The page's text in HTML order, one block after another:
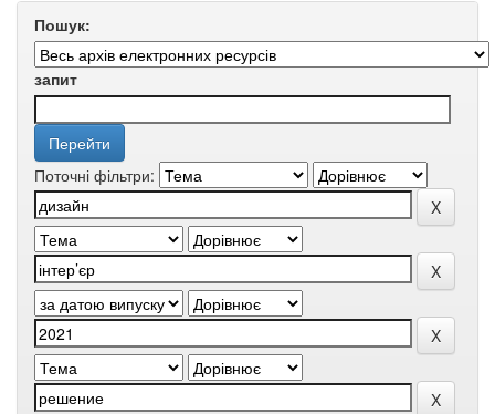
Пошук:
запит
Поточні фільтри: